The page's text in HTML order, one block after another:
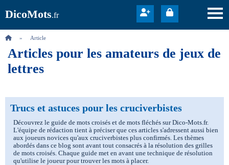
DicoMots.fr
Article
Articles pour les amateurs de jeux de
lettres
Trucs et astuces pour les cruciverbistes
Découvrez le guide de mots croisés et de mots fléchés sur Dico-Mots.fr.
L'équipe de rédaction tient à préciser que ces articles s'adressent aussi bien
aux joueurs novices qu'aux cruciverbistes plus confirmés. Les thèmes
abordés dans ce blog sont avant tout consacrés à la résolution des grilles
de mots croisés. Chaque guide met en avant une technique de résolution
qu'utilise le joueur pour trouver les mots à placer.